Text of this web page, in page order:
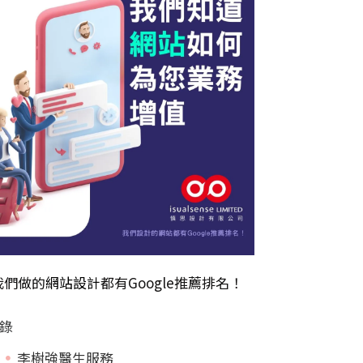
們做的網站設計都有Google推薦排名！
李樹強醫生服務